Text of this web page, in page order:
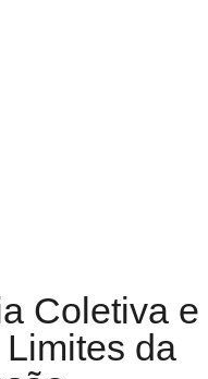
Coletiva e
da